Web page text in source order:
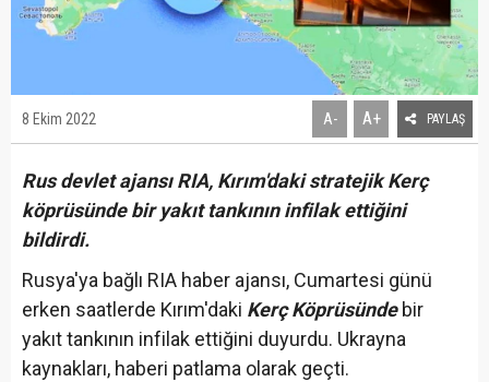
8 Ekim 2022 A- A+ PAYLAŞ
Rus devlet ajansı RIA, Kırım'daki stratejik Kerç
köprüsünde bir yakıt tankının infilak ettiğini
bildirdi.
Rusya'ya bağlı RIA haber ajansı, Cumartesi günü
erken saatlerde Kırım'daki Kerç Köprüsündebir
yakıt tankının infilak ettiğini duyurdu. Ukrayna
kaynakları, haberi patlama olarak geçti.